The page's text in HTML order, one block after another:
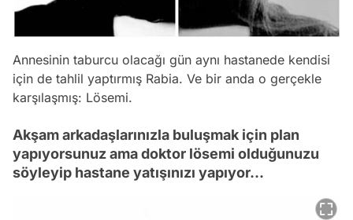
Annesinin taburcu olacağı gün aynı hastanede kendisi
için de tahlil yaptırmış Rabia. Ve bir anda o gerçekle
karşılaşmış: Lösemi.
Akşam arkadaşlarınızla buluşmak için plan
yapıyorsunuz ama doktor lösemi olduğunuzu
söyleyip hastane yatışınızı yapıyor...